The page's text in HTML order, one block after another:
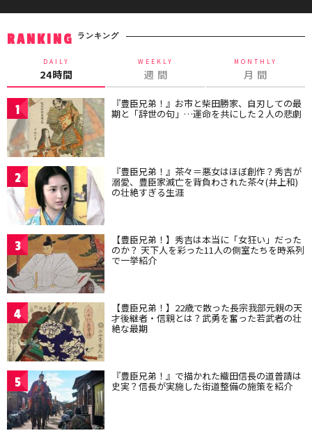
RANKING ランキング
DAILY
24時間
WEEKLY
週 間
MONTHLY
月 間
1 『豊臣兄弟！』お市と柴田勝家、自刃しての最
期と「辞世の句」…運命を共にした２人の悲劇
2 『豊臣兄弟！』茶々＝悪女はほぼ創作？秀吉が
溺愛、豊臣家滅亡を背負わされた茶々(井上和)
の壮絶すぎる生涯
3 【豊臣兄弟！】秀吉は本当に「女狂い」だった
のか？ 天下人を彩った11人の側室たちを時系列
で一挙紹介
4 【豊臣兄弟！】22歳で散った長宗我部元親の天
才後継者・信親とは？武勇を奮った若武者の壮
絶な最期
5 『豊臣兄弟！』で描かれた織田信長の道普請は
史実？信長が実施した街道整備の施策を紹介